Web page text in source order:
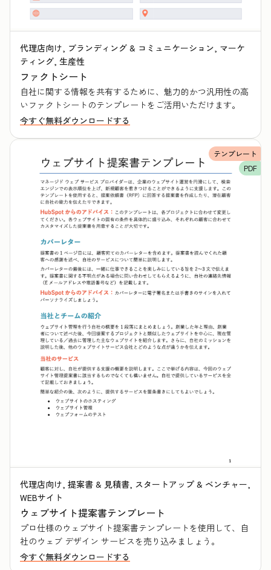
代理店向け, ブランディング & コミュニケーション, マーケ
ティング, 生産性
ファクトシート
自社に関する情報を共有するために、魅力的かつ汎用性の高
いファクトシートのテンプレートをご活用いただけます。
今すぐ無料ダウンロードする
テンプレート
PDF
代理店向け, 提案書 & 見積書, スタートアップ & ベンチャー,
WEBサイト
ウェブサイト提案書テンプレート
プロ仕様のウェブサイト提案書テンプレートを使用して、自
社のウェブ デザイン サービスを売り込みましょう。
今すぐ無料ダウンロードする